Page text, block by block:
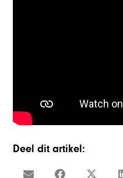
Deel dit artikel: